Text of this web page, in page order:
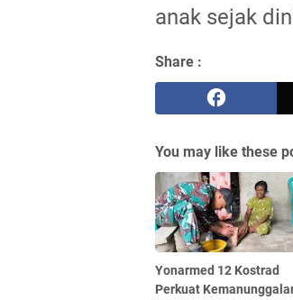
anak sejak
Share :
You may like these
Yonarmed 12 Kostrad
Perkuat